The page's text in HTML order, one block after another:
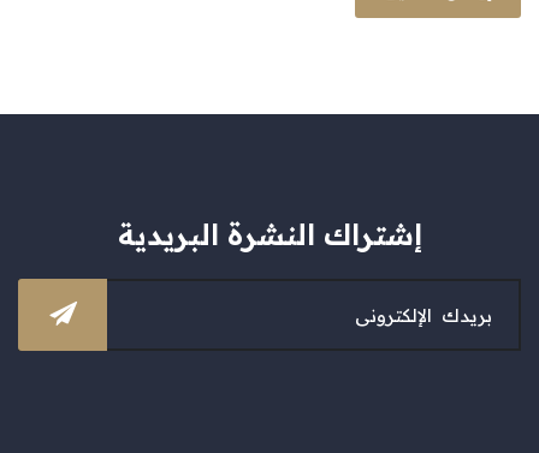
إشتراك النشرة البريدية